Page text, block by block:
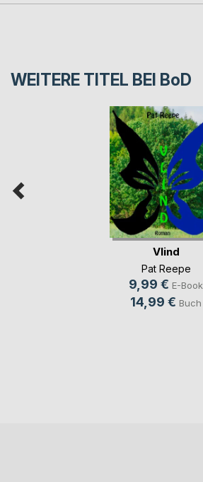
WEITERE TITEL BEI BoD
Vlind
Pat Reepe
9,99 € E-Book
14,99 € Buch